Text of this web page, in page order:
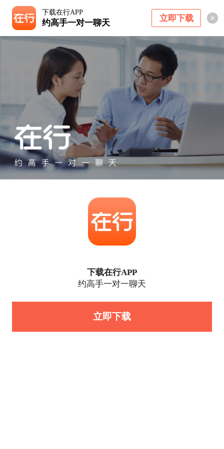
下载在行APP
约高手一对一聊天 立即下载
下载在行APP
约高手一对一聊天
立即下载